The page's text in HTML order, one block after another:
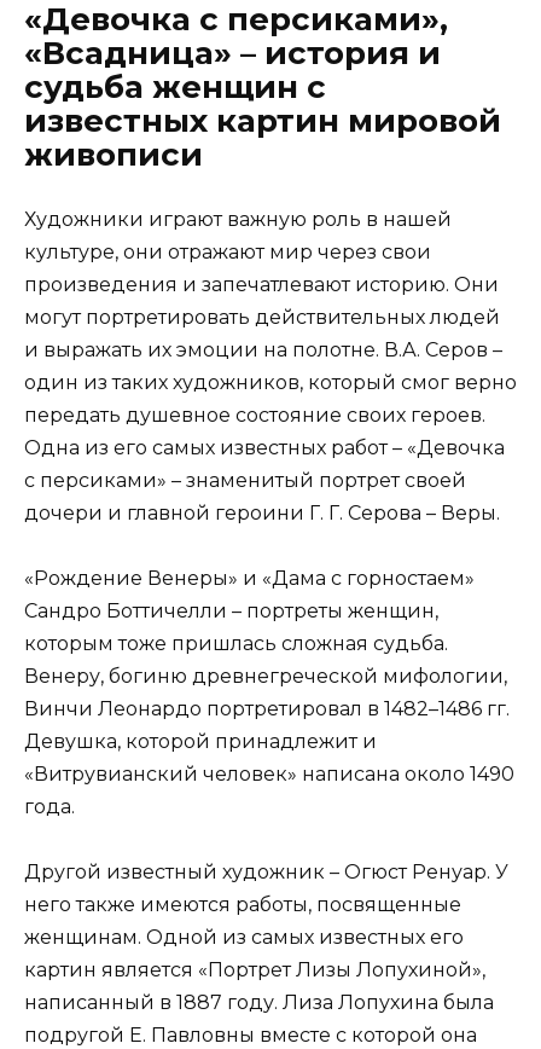
«Девочка с персиками»,
«Всадница» – история и
судьба женщин с
известных картин мировой
живописи
Художники играют важную роль в нашей
культуре, они отражают мир через свои
произведения и запечатлевают историю. Они
могут портретировать действительных людей
и выражать их эмоции на полотне. В.А. Серов –
один из таких художников, который смог верно
передать душевное состояние своих героев.
Одна из его самых известных работ – «Девочка
с персиками» – знаменитый портрет своей
дочери и главной героини Г. Г. Серова – Веры.
«Рождение Венеры» и «Дама с горностаем»
Сандро Боттичелли – портреты женщин,
которым тоже пришлась сложная судьба.
Венеру, богиню древнегреческой мифологии,
Винчи Леонардо портретировал в 1482–1486 гг.
Девушка, которой принадлежит и
«Витрувианский человек» написана около 1490
года.
Другой известный художник – Огюст Ренуар. У
него также имеются работы, посвященные
женщинам. Одной из самых известных его
картин является «Портрет Лизы Лопухиной»,
написанный в 1887 году. Лиза Лопухина была
подругой Е. Павловны вместе с которой она